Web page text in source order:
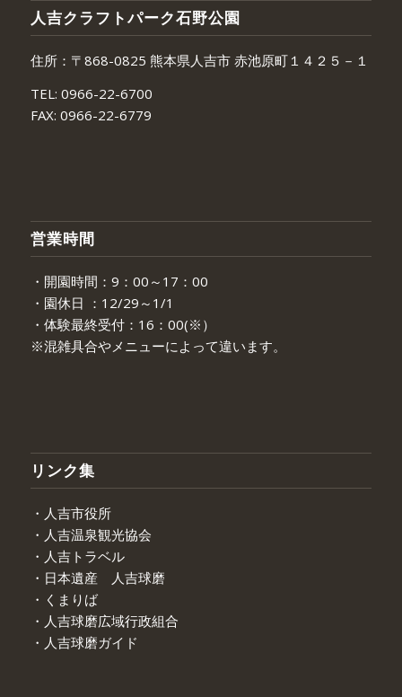
人吉クラフトパーク石野公園
住所：〒868-0825 熊本県人吉市 赤池原町１４２５－１
TEL: 0966-22-6700
FAX: 0966-22-6779
営業時間
・開園時間：9：00～17：00
・園休日 ：12/29～1/1
・体験最終受付：16：00(※）
※混雑具合やメニューによって違います。
リンク集
・人吉市役所
・人吉温泉観光協会
・人吉トラベル
・日本遺産 人吉球磨
・くまりば
・人吉球磨広域行政組合
・人吉球磨ガイド